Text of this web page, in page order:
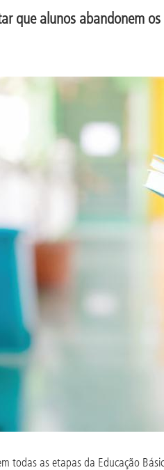
que alunos abandonem
todas as etapas da Educação